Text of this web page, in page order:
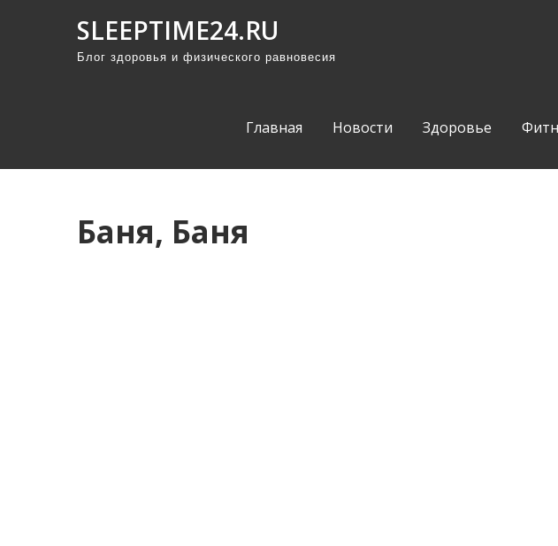
SLEEPTIME24.RU
Блог здоровья и физического равновесия
Главная Новости Здоровье
Баня, Баня